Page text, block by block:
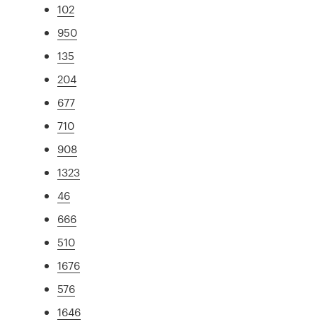
102
950
135
204
677
710
908
1323
46
666
510
1676
576
1646